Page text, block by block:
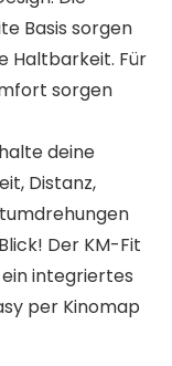
Basis sorgen
Haltbarkeit. Für
sorgen
deine
Distanz,
Der KM-Fit
integriertes
per Kinomap